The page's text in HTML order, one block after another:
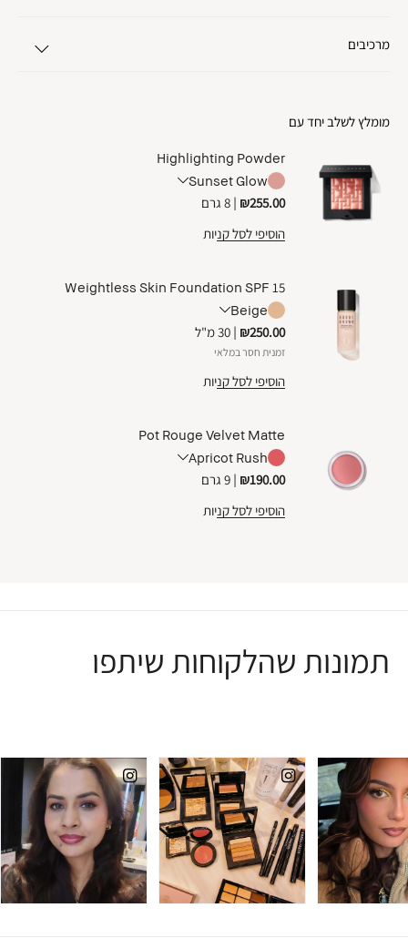
מרכיבים
מומלץ לשלב יחד עם
Highlighting Powder
Sunset Glow
₪255.00
| 8 גרם
הוסיפי לסל קניות
Weightless Skin Foundation SPF 15
Beige
₪250.00
| 30 מ"ל
זמנית חסר במלאי
הוסיפי לסל קניות
Pot Rouge Velvet Matte
Apricot Rush
₪190.00
| 9 גרם
הוסיפי לסל קניות
תמונות שהלקוחות שיתפו